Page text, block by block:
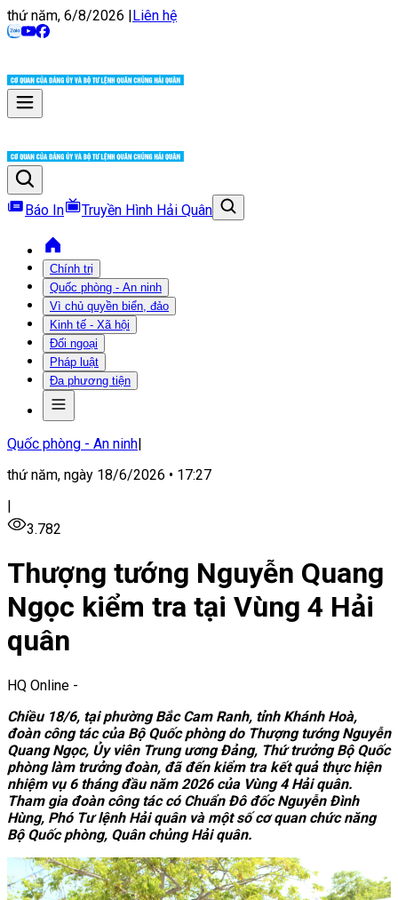
thứ năm, 6/8/2026 |Liên hệ
Báo In Truyền Hình Hải Quân
Chính trị
Quốc phòng - An ninh
Vì chủ quyền biển, đảo
Kinh tế - Xã hội
Đối ngoại
Pháp luật
Đa phương tiện
Quốc phòng - An ninh|
thứ năm, ngày 18/6/2026 • 17:27
|
3.782
Thượng tướng Nguyễn Quang
Ngọc kiểm tra tại Vùng 4 Hải
quân
HQ Online -
Chiều 18/6, tại phường Bắc Cam Ranh, tỉnh Khánh Hoà,
đoàn công tác của Bộ Quốc phòng do Thượng tướng Nguyễn
Quang Ngọc, Ủy viên Trung ương Đảng, Thứ trưởng Bộ Quốc
phòng làm trưởng đoàn, đã đến kiểm tra kết quả thực hiện
nhiệm vụ 6 tháng đầu năm 2026 của Vùng 4 Hải quân.
Tham gia đoàn công tác có Chuẩn Đô đốc Nguyễn Đình
Hùng, Phó Tư lệnh Hải quân và một số cơ quan chức năng
Bộ Quốc phòng, Quân chủng Hải quân.